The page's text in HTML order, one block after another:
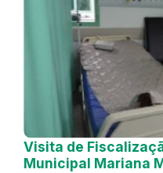
Visita de
Municipal Mariana